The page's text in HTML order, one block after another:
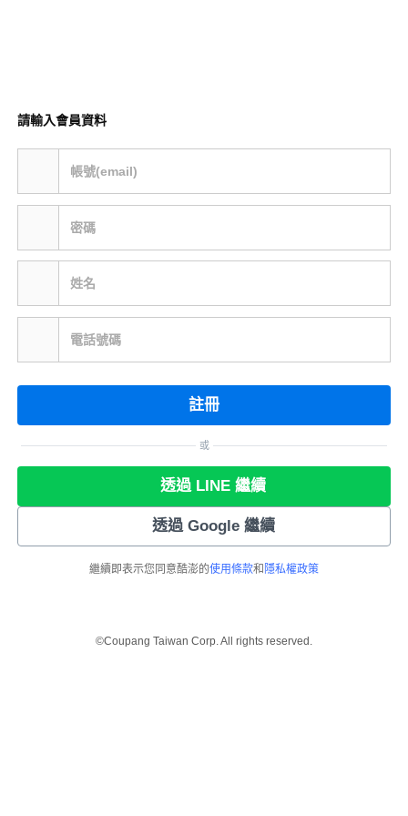
請輸入會員資料
帳號(email)
密碼
姓名
電話號碼
註冊
或
透過 LINE 繼續
透過 Google 繼續
繼續即表示您同意酷澎的使用條款和 隱私權政策
©Coupang Taiwan Corp. All rights reserved.